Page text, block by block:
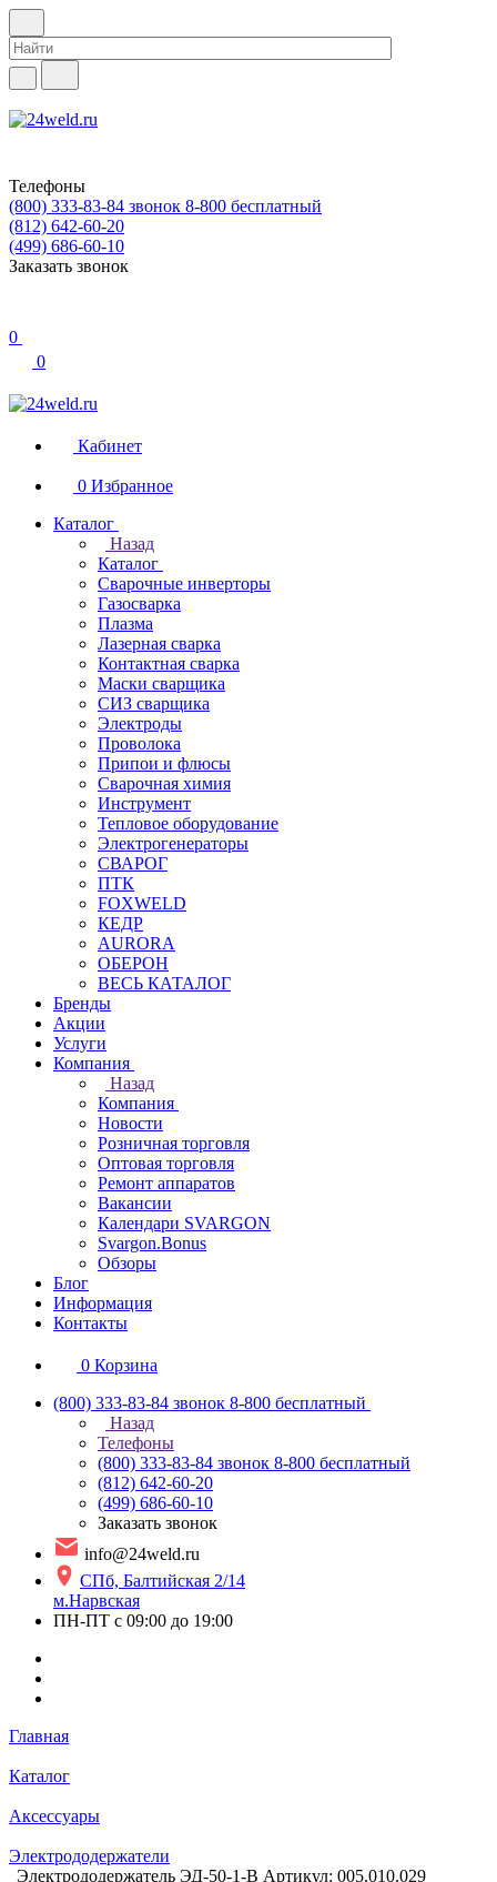
Телефоны
(800) 333-83-84 звонок 8-800 бесплатный
(812) 642-60-20
(499) 686-60-10
Заказать звонок
0
0
Кабинет
0 Избранное
Каталог
Назад
Каталог
Сварочные инверторы
Газосварка
Плазма
Лазерная сварка
Контактная сварка
Маски сварщика
СИЗ сварщика
Электроды
Проволока
Припои и флюсы
Сварочная химия
Инструмент
Тепловое оборудование
Электрогенераторы
СВАРОГ
ПТК
FOXWELD
КЕДР
AURORA
ОБЕРОН
ВЕСЬ КАТАЛОГ
Бренды
Акции
Услуги
Компания
Назад
Компания
Новости
Розничная торговля
Оптовая торговля
Ремонт аппаратов
Вакансии
Календари SVARGON
Svargon.Bonus
Обзоры
Блог
Информация
Контакты
0 Корзина
(800) 333-83-84 звонок 8-800 бесплатный
Назад
Телефоны
(800) 333-83-84 звонок 8-800 бесплатный
(812) 642-60-20
(499) 686-60-10
Заказать звонок
info@24weld.ru
СПб, Балтийская 2/14
м.Нарвская
ПН-ПТ с 09:00 до 19:00
Главная
Каталог
Аксессуары
Электрододержатели
Электрододержатель ЭД-50-1-B Артикул: 005.010.029